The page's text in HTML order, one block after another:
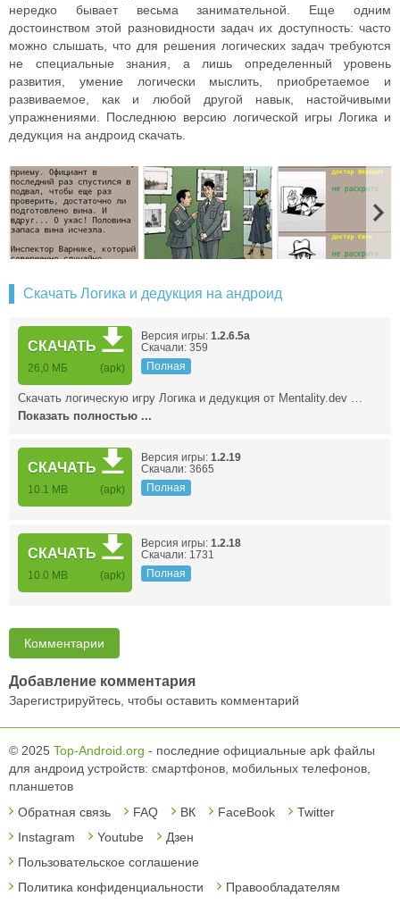
нередко бывает весьма занимательной. Еще одним
достоинством этой разновидности задач их доступность: часто
можно слышать, что для решения логических задач требуются
не специальные знания, а лишь определенный уровень
развития, умение логически мыслить, приобретаемое и
развиваемое, как и любой другой навык, настойчивыми
упражнениями. Последнюю версию логической игры Логика и
дедукция на андроид скачать.
Скачать Логика и дедукция на андроид
СКАЧАТЬ
26,0 МБ (apk)
Версия игры: 1.2.6.5a
Скачали: 359
Полная
Скачать логическую игру Логика и дедукция от Mentality.dev …
Показать полностью ...
СКАЧАТЬ
10.1 MB (apk)
Версия игры: 1.2.19
Скачали: 3665
Полная
СКАЧАТЬ
10.0 MB (apk)
Версия игры: 1.2.18
Скачали: 1731
Полная
Комментарии
Добавление комментария
Зарегистрируйтесь, чтобы оставить комментарий
© 2025 Top-Android.org - последние официальные apk файлы
для андроид устройств: смартфонов, мобильных телефонов,
планшетов
Обратная связь
FAQ ВК FaceBook
Twitter
Instagram
Youtube
Дзен
Пользовательское соглашение
Политика конфиденциальности
Правообладателям